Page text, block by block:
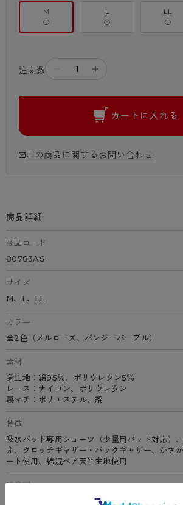
M
○
L
○
LL
○
注文数 ＋
カートに入れる
この商品に関するお問い合わせ
商品詳細
商品コード
80783AS
サイズ
M、L、LL
カラー
全2色（メルローズ、パンジーパープル）
素材
身生地：綿95％、ポリウレタン5％
レース：ナイロン、ポリウレタン
裏マチ：ポリエステル、綿
特徴
吸水パッド専用ショーツ（少量用パッド対応）
え、クロッチギャザー・バックギャザー、かさ
ート使用、綿混ベア天竺生地使用
原産国